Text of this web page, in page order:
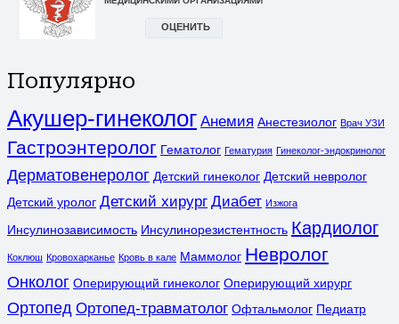
Популярно
Акушер-гинеколог Анемия Анестезиолог Врач УЗИ
Гастроэнтеролог Гематолог Гематурия Гинеколог-эндокринолог
Дерматовенеролог Детский гинеколог Детский невролог
Детский уролог Детский хирург Диабет Изжога
Инсулинозависимость Инсулинорезистентность Кардиолог
Коклюш Кровохарканье Кровь в кале Маммолог Невролог
Онколог Оперирующий гинеколог Оперирующий хирург
Ортопед Ортопед-травматолог Офтальмолог Педиатр